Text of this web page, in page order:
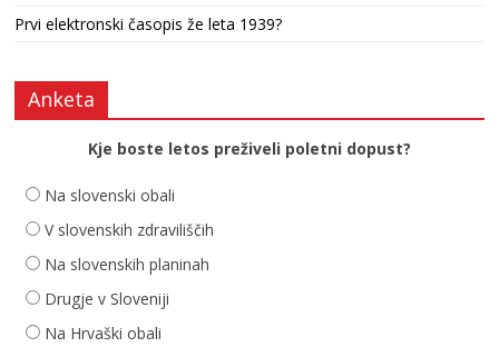
Prvi elektronski časopis že leta 1939?
Anketa
Kje boste letos preživeli poletni dopust?
Na slovenski obali
V slovenskih zdraviliščih
Na slovenskih planinah
Drugje v Sloveniji
Na Hrvaški obali